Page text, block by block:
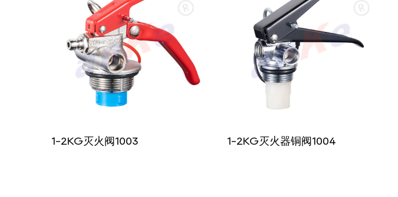
1-2KG灭火阀1003 1-2KG灭火器铜阀1004